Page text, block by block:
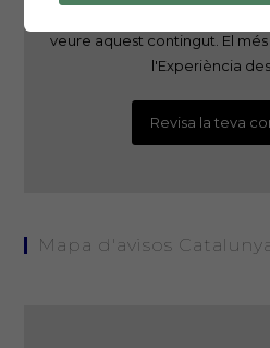
veure aquest contingut. El
l'Experiència
Revisa la teva
Mapa d'avisos